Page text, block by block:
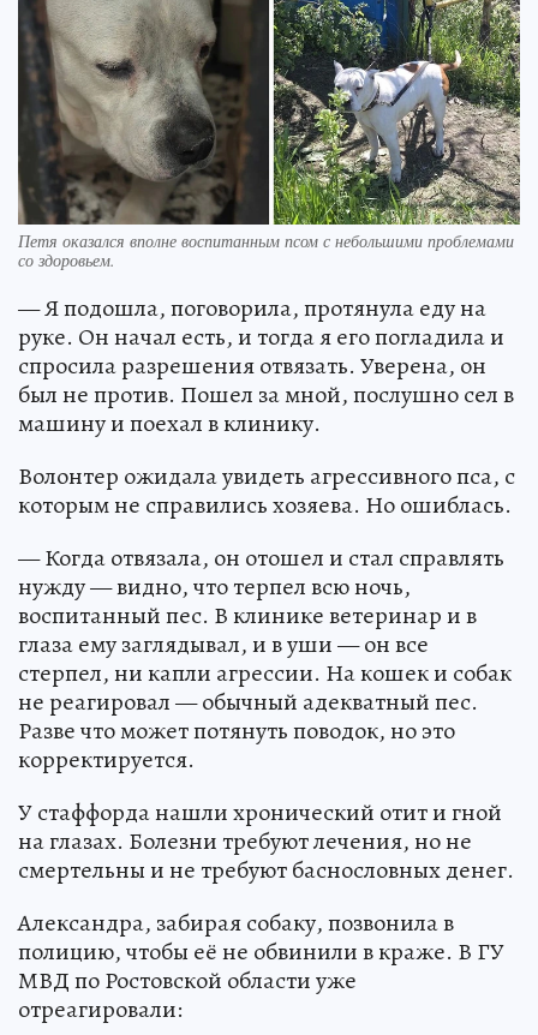
Петя оказался вполне воспитанным псом с небольшими проблемами
со здоровьем.
— Я подошла, поговорила, протянула еду на
руке. Он начал есть, и тогда я его погладила и
спросила разрешения отвязать. Уверена, он
был не против. Пошел за мной, послушно сел в
машину и поехал в клинику.
Волонтер ожидала увидеть агрессивного пса, с
которым не справились хозяева. Но ошиблась.
— Когда отвязала, он отошел и стал справлять
нужду — видно, что терпел всю ночь,
воспитанный пес. В клинике ветеринар и в
глаза ему заглядывал, и в уши — он все
стерпел, ни капли агрессии. На кошек и собак
не реагировал — обычный адекватный пес.
Разве что может потянуть поводок, но это
корректируется.
У стаффорда нашли хронический отит и гной
на глазах. Болезни требуют лечения, но не
смертельны и не требуют баснословных денег.
Александра, забирая собаку, позвонила в
полицию, чтобы её не обвинили в краже. В ГУ
МВД по Ростовской области уже
отреагировали: